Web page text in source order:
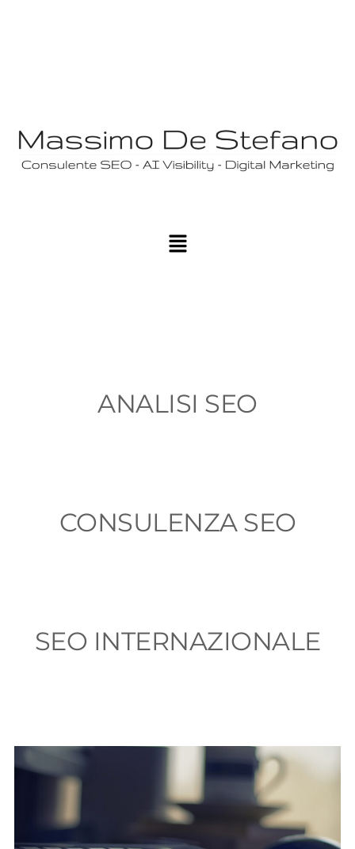
ANALISI SEO
CONSULENZA SEO
SEO INTERNAZIONALE